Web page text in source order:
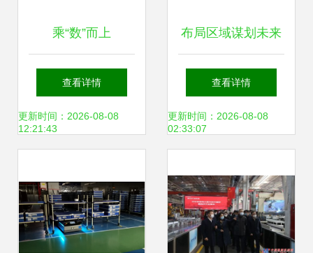
乘“数”而上
驾“云”攀升——石
家庄先进装备制造
行
查看详情
更新时间：2026-08-08
12:21:43
布局区域谋划未来
北京现代激活后百
万市场
查看详情
更新时间：2026-08-08
02:33:07